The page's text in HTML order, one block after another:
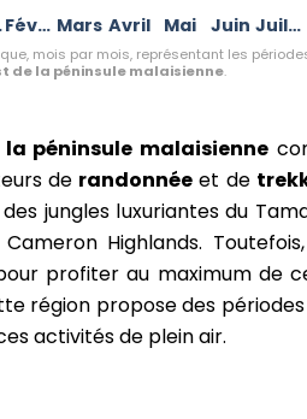
Février Mars Avril Mai Juin Juillet
mois par mois, représentant les
de la péninsule malaisienne.
péninsule malaisienne
de randonnée et de
jungles luxuriantes du
Highlands.
profiter au maximum de
région propose des
activités de plein air.